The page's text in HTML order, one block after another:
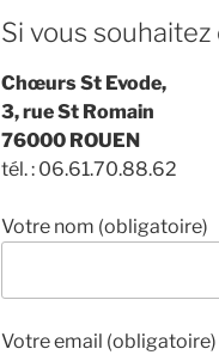
Si vous
Chœurs St Evode,
3, rue St Romain
76000 ROUEN
tél. : 06.61.70.88.62
Votre nom (obligatoire)
Votre email (obligatoire)